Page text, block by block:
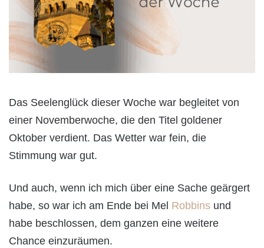
Das Seelenglück dieser Woche war begleitet von
einer Novemberwoche, die den Titel goldener
Oktober verdient. Das Wetter war fein, die
Stimmung war gut.
Und auch, wenn ich mich über eine Sache geärgert
habe, so war ich am Ende bei Mel Robbins und
habe beschlossen, dem ganzen eine weitere
Chance einzuräumen.